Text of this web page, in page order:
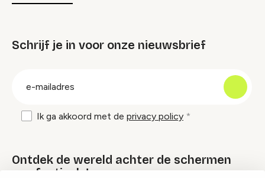
Schrijf je in voor onze nieuwsbrief
Ik ga akkoord met de privacy policy
Ontdek de wereld achter de schermen
van festivals!